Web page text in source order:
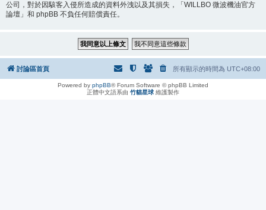
公司，對於因駭客入侵所造成的資料外洩以及其損失，「WILLBO 微波機油官方
論壇」和 phpBB 不負任何賠償責任。
討論區首頁 所有顯示的時間為 UTC+08:00
Powered by phpBB® Forum Software © phpBB Limited
正體中文語系由 竹貓星球 維護製作